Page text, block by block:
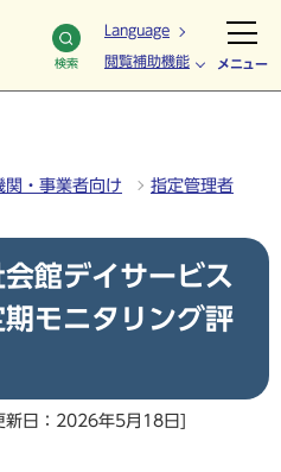
メニュー
検索
Language
閲覧補助機能
関・事業者向け 指定管理者
館デイサービス
モニタリング評
新日：2026年5月18日]